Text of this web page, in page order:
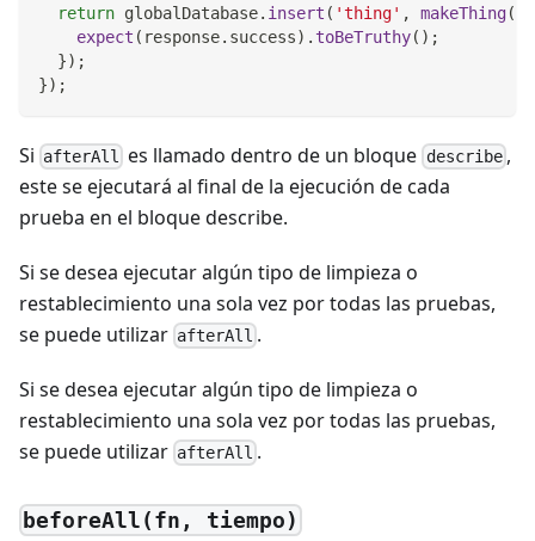
return globalDatabase. insert ( 'thing' , makeThing(
expect ( response. success) . toBeTruthy( ) ;
}) ;
}) ;
Si afterAll es llamado dentro de un bloque describe,
este se ejecutará al final de la ejecución de cada
prueba en el bloque describe.
Si se desea ejecutar algún tipo de limpieza o
restablecimiento una sola vez por todas las pruebas,
se puede utilizar afterAll .
Si se desea ejecutar algún tipo de limpieza o
restablecimiento una sola vez por todas las pruebas,
se puede utilizar afterAll .
beforeAll(fn, tiempo)